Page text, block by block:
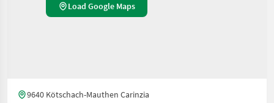
Load Google Maps
9640 Kötschach-Mauthen Carinzia